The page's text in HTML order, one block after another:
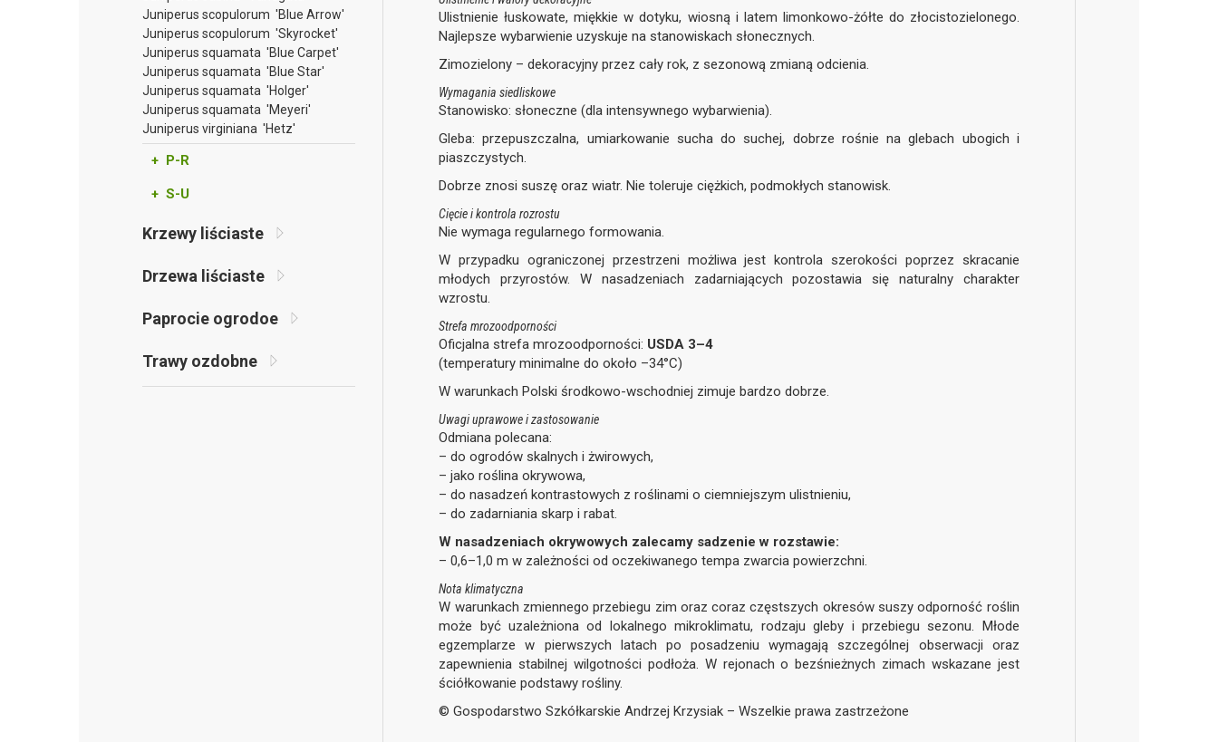
Juniperus scopulorum 'Blue Arrow'
Juniperus scopulorum 'Skyrocket'
Juniperus squamata 'Blue Carpet'
Juniperus squamata 'Blue Star'
Juniperus squamata 'Holger'
Juniperus squamata 'Meyeri'
Juniperus virginiana 'Hetz'
+ P-R
+ S-U
Krzewy liściaste
Drzewa liściaste
Paprocie ogrodoe
Trawy ozdobne
Ulistnienie łuskowate, miękkie w dotyku, wiosną i latem limonkowo-żółte do złocistozielonego.
Najlepsze wybarwienie uzyskuje na stanowiskach słonecznych.
Zimozielony – dekoracyjny przez cały rok, z sezonową zmianą odcienia.
Wymagania siedliskowe
Stanowisko: słoneczne (dla intensywnego wybarwienia).
Gleba: przepuszczalna, umiarkowanie sucha do suchej, dobrze rośnie na glebach ubogich i
piaszczystych.
Dobrze znosi suszę oraz wiatr. Nie toleruje ciężkich, podmokłych stanowisk.
Cięcie i kontrola rozrostu
Nie wymaga regularnego formowania.
W przypadku ograniczonej przestrzeni możliwa jest kontrola szerokości poprzez skracanie
młodych przyrostów. W nasadzeniach zadarniających pozostawia się naturalny charakter
wzrostu.
Strefa mrozoodporności
Oficjalna strefa mrozoodporności: USDA 3–4
(temperatury minimalne do około –34°C)
W warunkach Polski środkowo-wschodniej zimuje bardzo dobrze.
Uwagi uprawowe i zastosowanie
Odmiana polecana:
– do ogrodów skalnych i żwirowych,
– jako roślina okrywowa,
– do nasadzeń kontrastowych z roślinami o ciemniejszym ulistnieniu,
– do zadarniania skarp i rabat.
W nasadzeniach okrywowych zalecamy sadzenie w rozstawie:
– 0,6–1,0 m w zależności od oczekiwanego tempa zwarcia powierzchni.
Nota klimatyczna
W warunkach zmiennego przebiegu zim oraz coraz częstszych okresów suszy odporność roślin
może być uzależniona od lokalnego mikroklimatu, rodzaju gleby i przebiegu sezonu. Młode
egzemplarze w pierwszych latach po posadzeniu wymagają szczególnej obserwacji oraz
zapewnienia stabilnej wilgotności podłoża. W rejonach o bezśnieżnych zimach wskazane jest
ściółkowanie podstawy rośliny.
© Gospodarstwo Szkółkarskie Andrzej Krzysiak – Wszelkie prawa zastrzeżone